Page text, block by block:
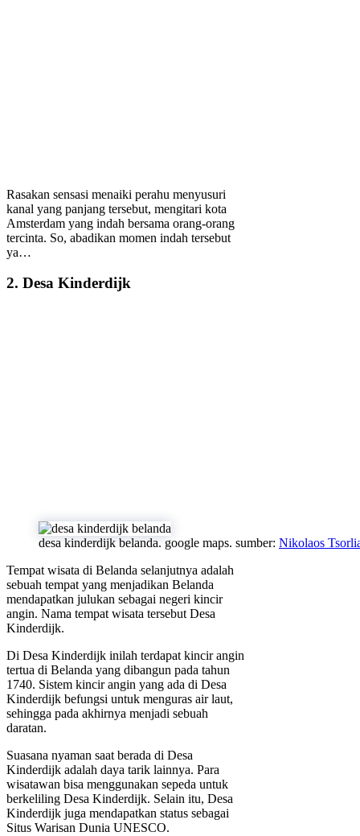
Rasakan sensasi menaiki perahu menyusuri
kanal yang panjang tersebut, mengitari kota
Amsterdam yang indah bersama orang-orang
tercinta. So, abadikan momen indah tersebut
ya…
2. Desa Kinderdijk
desa kinderdijk belanda. google maps. sumber: Nikolaos
Tempat wisata di Belanda selanjutnya adalah
sebuah tempat yang menjadikan Belanda
mendapatkan julukan sebagai negeri kincir
angin. Nama tempat wisata tersebut Desa
Kinderdijk.
Di Desa Kinderdijk inilah terdapat kincir angin
tertua di Belanda yang dibangun pada tahun
1740. Sistem kincir angin yang ada di Desa
Kinderdijk befungsi untuk menguras air laut,
sehingga pada akhirnya menjadi sebuah
daratan.
Suasana nyaman saat berada di Desa
Kinderdijk adalah daya tarik lainnya. Para
wisatawan bisa menggunakan sepeda untuk
berkeliling Desa Kinderdijk. Selain itu, Desa
Kinderdijk juga mendapatkan status sebagai
Situs Warisan Dunia UNESCO.